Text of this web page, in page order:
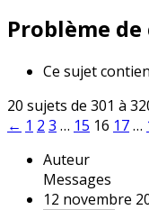
Problème
Ce sujet
20 sujets de 301 à
← 1 2 3 … 15 16 17…
Auteur
Messages
12 novembre